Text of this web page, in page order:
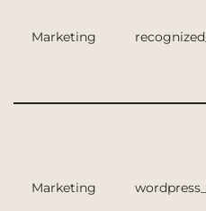
Marketing
Marketing